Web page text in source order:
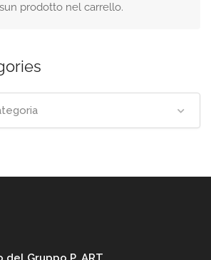
prodotto nel carrello.